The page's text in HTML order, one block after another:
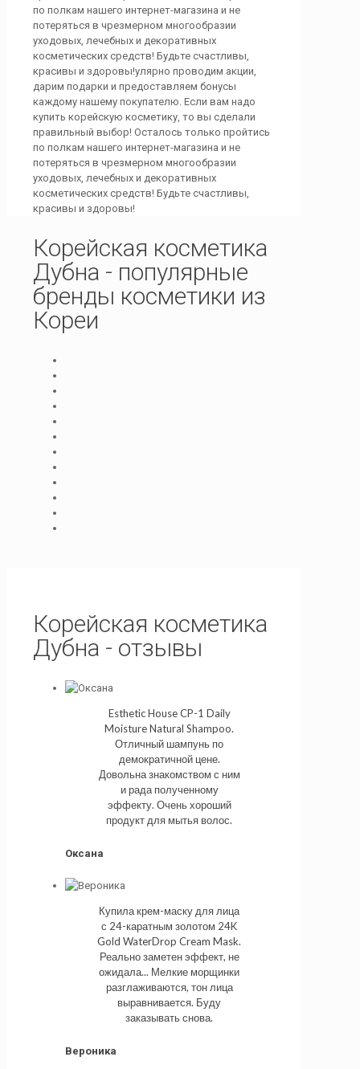
по полкам нашего интернет-магазина и не
потеряться в чрезмерном многообразии
уходовых, лечебных и декоративных
косметических средств! Будьте счастливы,
красивы и здоровы!улярно проводим акции,
дарим подарки и предоставляем бонусы
каждому нашему покупателю. Если вам надо
купить корейскую косметику, то вы сделали
правильный выбор! Осталось только пройтись
по полкам нашего интернет-магазина и не
потеряться в чрезмерном многообразии
уходовых, лечебных и декоративных
косметических средств! Будьте счастливы,
красивы и здоровы!
Корейская косметика
Дубна - популярные
бренды косметики из
Кореи
Корейская косметика
Дубна - отзывы
Esthetic House CP-1 Daily
Moisture Natural Shampoo.
Отличный шампунь по
демократичной цене.
Довольна знакомством с ним
и рада полученному
эффекту. Очень хороший
продукт для мытья волос.
Оксана
Купила крем-маску для лица
с 24-каратным золотом 24K
Gold WaterDrop Cream Mask.
Реально заметен эффект, не
ожидала... Мелкие морщинки
разглаживаются, тон лица
выравнивается. Буду
заказывать снова.
Вероника